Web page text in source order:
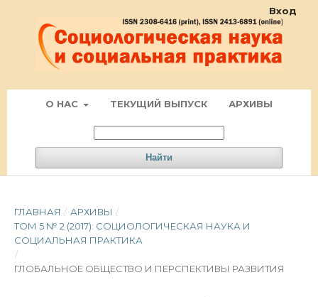
О НАС ТЕКУЩИЙ ВЫПУСК АРХИВЫ
Найти
Вход
ГЛАВНАЯ / АРХИВЫ /
ТОМ 5 № 2 (2017): СОЦИОЛОГИЧЕСКАЯ НАУКА И
СОЦИАЛЬНАЯ ПРАКТИКА
/
ГЛОБАЛЬНОЕ ОБЩЕСТВО И ПЕРСПЕКТИВЫ РАЗВИТИЯ